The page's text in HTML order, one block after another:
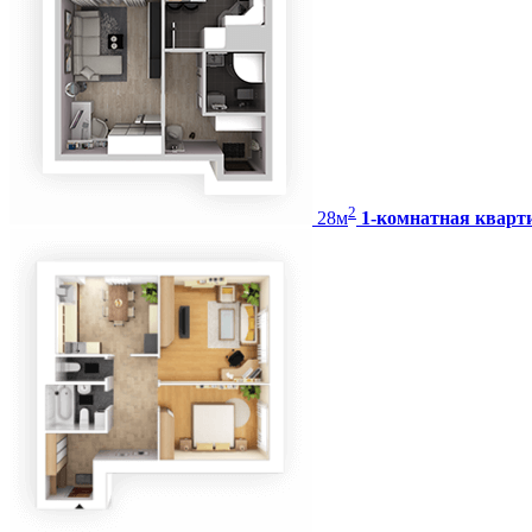
28м2 1-комнатная